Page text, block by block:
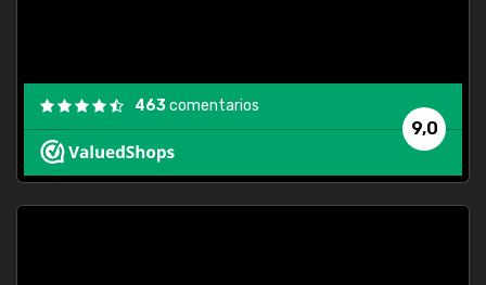
9,0
463comentarios